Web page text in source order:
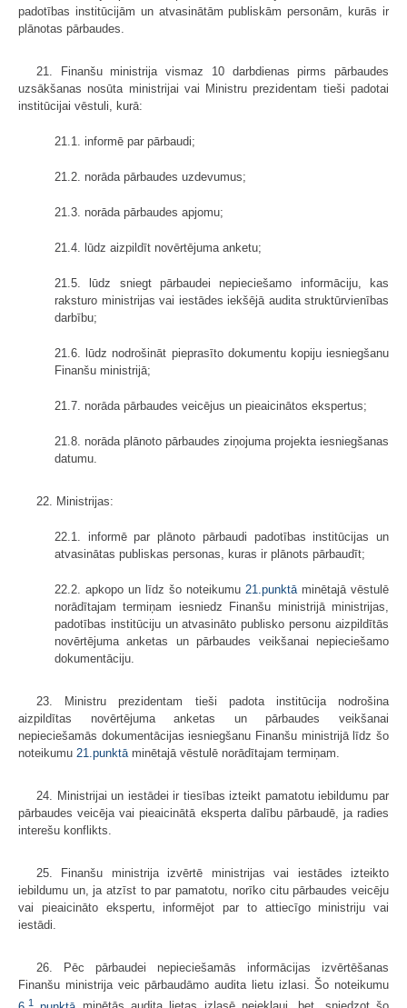
padotības institūcijām un atvasinātām publiskām personām, kurās ir
plānotas pārbaudes.
21. Finanšu ministrija vismaz 10 darbdienas pirms pārbaudes
uzsākšanas nosūta ministrijai vai Ministru prezidentam tieši padotai
institūcijai vēstuli, kurā:
21.1. informē par pārbaudi;
21.2. norāda pārbaudes uzdevumus;
21.3. norāda pārbaudes apjomu;
21.4. lūdz aizpildīt novērtējuma anketu;
21.5. lūdz sniegt pārbaudei nepieciešamo informāciju, kas
raksturo ministrijas vai iestādes iekšējā audita struktūrvienības
darbību;
21.6. lūdz nodrošināt pieprasīto dokumentu kopiju iesniegšanu
Finanšu ministrijā;
21.7. norāda pārbaudes veicējus un pieaicinātos ekspertus;
21.8. norāda plānoto pārbaudes ziņojuma projekta iesniegšanas
datumu.
22. Ministrijas:
22.1. informē par plānoto pārbaudi padotības institūcijas un
atvasinātas publiskas personas, kuras ir plānots pārbaudīt;
22.2. apkopo un līdz šo noteikumu 21.punktāminētajā vēstulē
norādītajam termiņam iesniedz Finanšu ministrijā ministrijas,
padotības institūciju un atvasināto publisko personu aizpildītās
novērtējuma anketas un pārbaudes veikšanai nepieciešamo
dokumentāciju.
23. Ministru prezidentam tieši padota institūcija nodrošina
aizpildītas novērtējuma anketas un pārbaudes veikšanai
nepieciešamās dokumentācijas iesniegšanu Finanšu ministrijā līdz šo
noteikumu 21.punktāminētajā vēstulē norādītajam termiņam.
24. Ministrijai un iestādei ir tiesības izteikt pamatotu iebildumu par
pārbaudes veicēja vai pieaicinātā eksperta dalību pārbaudē, ja radies
interešu konflikts.
25. Finanšu ministrija izvērtē ministrijas vai iestādes izteikto
iebildumu un, ja atzīst to par pamatotu, norīko citu pārbaudes veicēju
vai pieaicināto ekspertu, informējot par to attiecīgo ministriju vai
iestādi.
26. Pēc pārbaudei nepieciešamās informācijas izvērtēšanas
Finanšu ministrija veic pārbaudāmo audita lietu izlasi. Šo noteikumu
1